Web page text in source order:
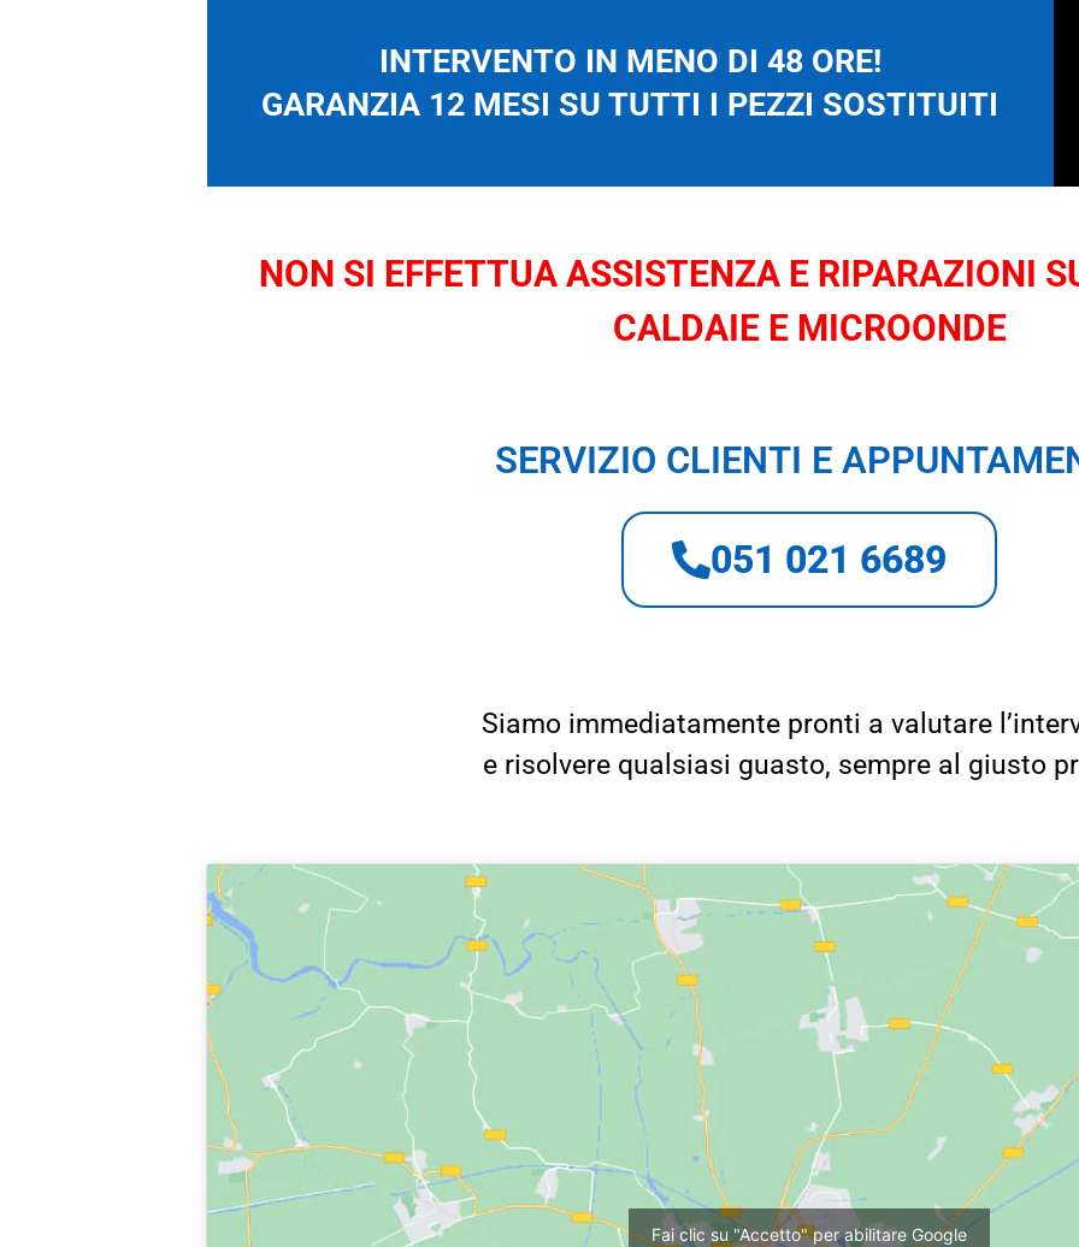
INTERVENTO IN MENO DI 48 ORE!
GARANZIA 12 MESI SU TUTTI I PEZZI SOSTITUITI
NON SI EFFETTUA ASSISTENZA E RIPARAZIONI
CALDAIE E MICROONDE
SERVIZIO CLIENTI E
051 021 6689
Siamo immediatamente pronti a valutare
e risolvere qualsiasi guasto, sempre al giusto
Fai clic su "Accetto" per abilitare Google